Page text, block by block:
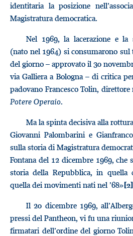
identitaria la posizione
Magistratura democratica.
Nel 1969, la lacerazione e la
(nato nel 1964) si consumarono
del giorno – approvato il 30
via Galliera a Bologna – di critica
padovano Francesco Tolin,
Potere Operaio.
Ma la spinta decisiva alla
Giovanni Palombarini e
sulla storia di Magistratura
Fontana del 12 dicembre 1969, che
storia della Repubblica, in quella
quella dei movimenti nati nel ’68»[2]
Il 20 dicembre 1969,
pressi del Pantheon, vi fu una
firmatari dell’ordine del giorno